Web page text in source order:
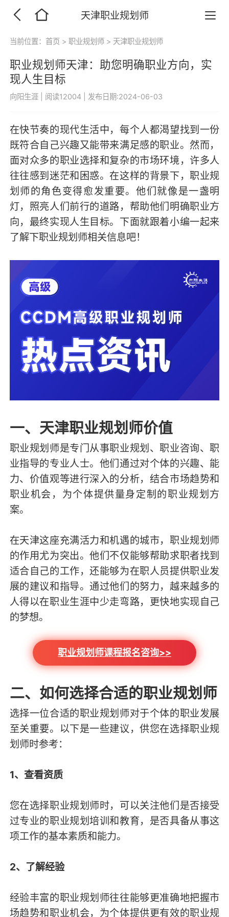
天津职业规划师
当前位置：首页 > 职业规划师 > 天津职业规划师
职业规划师天津：助您明确职业方向，实
现人生目标
向阳生涯 阅读12004 发布日期:2024-06-03
在快节奏的现代生活中，每个人都渴望找到一份
既符合自己兴趣又能带来满足感的职业。然而，
面对众多的职业选择和复杂的市场环境，许多人
往往感到迷茫和困惑。在这样的背景下，职业规
划师的角色变得愈发重要。他们就像是一盏明
灯，照亮人们前行的道路，帮助他们明确职业方
向，最终实现人生目标。下面就跟着小编一起来
了解下职业规划师相关信息吧！
一、天津职业规划师价值
职业规划师是专门从事职业规划、职业咨询、职
业指导的专业人士。他们通过对个体的兴趣、能
力、价值观等进行深入的分析，结合市场趋势和
职业机会，为个体提供量身定制的职业规划方
案。
在天津这座充满活力和机遇的城市，职业规划师
的作用尤为突出。他们不仅能够帮助求职者找到
适合自己的工作，还能够为在职人员提供职业发
展的建议和指导。通过他们的努力，越来越多的
人得以在职业生涯中少走弯路，更快地实现自己
的梦想。
职业规划师课程报名咨询>>
二、如何选择合适的职业规划师
选择一位合适的职业规划师对于个体的职业发展
至关重要。以下是一些建议，供您在选择职业规
划师时参考：
1、查看资质
您在选择职业规划师时，可以关注他们是否接受
过专业的职业规划培训和教育，是否具备从事这
项工作的基本素质和能力。
2、了解经验
经验丰富的职业规划师往往能够更准确地把握市
场趋势和职业机会，为个体提供更有效的职业规